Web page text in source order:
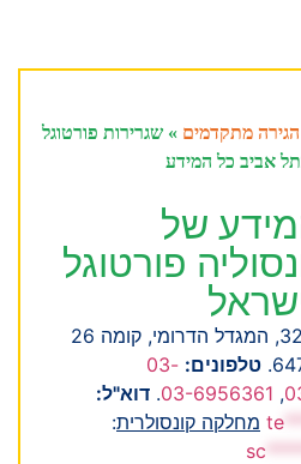
הגירה מתקדמים » שגרירות פורטוגל
אביב כל המידע
של
פורטוגל
רחוב הארבעה 32, המגדל הדרומי, קומה 26
טלפונים: 03-
,
03-6956361
. דוא"ל:
te מחלקה קונסולרית:
sc